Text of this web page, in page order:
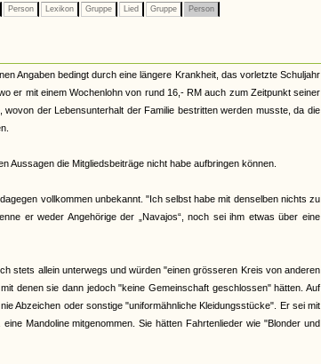
Person Lexikon Gruppe Lied Gruppe Person
Angaben bedingt durch eine längere Krankheit, das vorletzte Schuljahr
er mit einem Wochenlohn von rund 16,- RM auch zum Zeitpunkt seiner
der Lebensunterhalt der Familie bestritten werden musste, da die
die Mitgliedsbeiträge nicht habe aufbringen können.
vollkommen unbekannt. "Ich selbst habe mit denselben nichts zu
er weder Angehörige der „Navajos“, noch sei ihm etwas über eine
stets allein unterwegs und würden "einen grösseren Kreis von anderen
denen sie dann jedoch "keine Gemeinschaft geschlossen" hätten. Auf
Abzeichen oder sonstige "uniformähnliche Kleidungsstücke". Er sei mit
Mandoline mitgenommen. Sie hätten Fahrtenlieder wie "Blonder und